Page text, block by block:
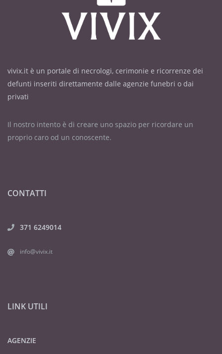
vivix.it è un portale di necrologi, cerimonie e ricorrenze dei
defunti inseriti direttamente dalle agenzie funebri o dai
privati
Il nostro intento è di creare uno spazio per ricordare un
proprio caro od un conoscente.
CONTATTI
371 6249014
info@vivix.it
LINK UTILI
AGENZIE